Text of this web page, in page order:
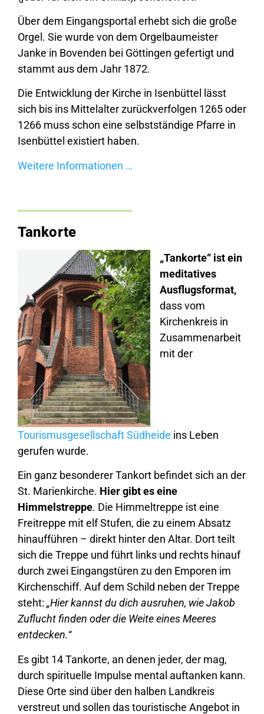
Über dem Eingangsportal erhebt sich die große
Orgel. Sie wurde von dem Orgelbaumeister
Janke in Bovenden bei Göttingen gefertigt und
stammt aus dem Jahr 1872.
Die Entwicklung der Kirche in Isenbüttel lässt
sich bis ins Mittelalter zurückverfolgen 1265 oder
1266 muss schon eine selbstständige Pfarre in
Isenbüttel existiert haben.
Weitere Informationen …
Tankorte
„Tankorte“ ist ein
meditatives
Ausflugsformat,
dass vom
Kirchenkreis in
Zusammenarbeit
mit der
Tourismusgesellschaft Südheide ins Leben
gerufen wurde.
Ein ganz besonderer Tankort befindet sich an der
St. Marienkirche. Hier gibt es eine
Himmelstreppe. Die Himmeltreppe ist eine
Freitreppe mit elf Stufen, die zu einem Absatz
hinaufführen – direkt hinter den Altar. Dort teilt
sich die Treppe und führt links und rechts hinauf
durch zwei Eingangstüren zu den Emporen im
Kirchenschiff. Auf dem Schild neben der Treppe
steht: „Hier kannst du dich ausruhen, wie Jakob
Zuflucht finden oder die Weite eines Meeres
entdecken.“
Es gibt 14 Tankorte, an denen jeder, der mag,
durch spirituelle Impulse mental auftanken kann.
Diese Orte sind über den halben Landkreis
verstreut und sollen das touristische Angebot in